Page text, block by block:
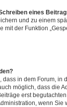
eines
und zu einem
der Funktion
in dem Forum, in
möglich, dass die
erst
wenn Sie